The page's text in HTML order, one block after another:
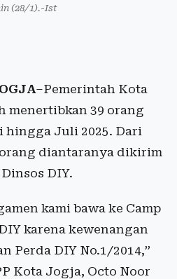
(28/1).-Ist
–Pemerintah Kota
menertibkan 39 orang
hingga Juli 2025. Dari
diantaranya dikirim
DIY.
kami bawa ke Camp
karena kewenangan
Perda DIY No.1/2014,”
Kota Jogja, Octo Noor